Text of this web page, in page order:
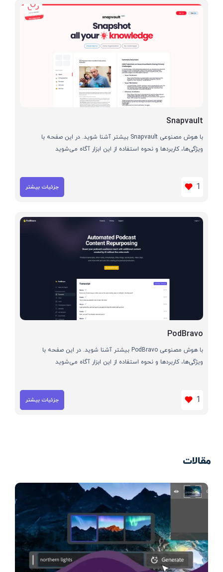
Snapvault
با هوش مصنوعی Snapvault بیشتر آشنا شوید. در این صفحه با
ویژگی‌ها، کاربردها و نحوه استفاده از این ابزار آگاه می‌شوید
1 جزئیات بیشتر
PodBravo
با هوش مصنوعی PodBravo بیشتر آشنا شوید. در این صفحه با
ویژگی‌ها، کاربردها و نحوه استفاده از این ابزار آگاه می‌شوید
1 جزئیات بیشتر
مقالات